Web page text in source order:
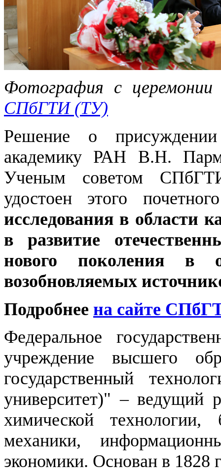
Фотография с
СПбГТИ (ТУ)
Решение о
академику РАН В.Н.
Ученым советом
удостоен этого
исследования в области
в развитие
нового поколения в
возобновляемых
Подробнее на сайте
Федеральное
учреждение высшего
государственный
университет)" – ведущий
химической технологии,
механики,
экономики. Основан в 1828